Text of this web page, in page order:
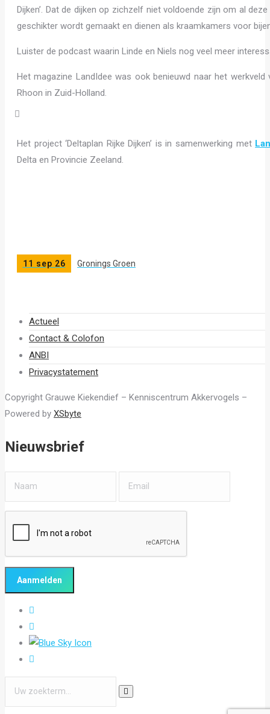
Dijken’. Dat de dijken op zichzelf niet voldoende zijn om al
geschikter wordt gemaakt en dienen als kraamkamers voor
Luister de podcast waarin Linde en Niels nog veel meer
Het magazine LandIdee was ook benieuwd naar het werkveld
Rhoon in Zuid-Holland.
Het project ‘Deltaplan Rijke Dijken’ is in samenwerking met
Delta en Provincie Zeeland.
11 sep 26 Gronings Groen
Actueel
Contact & Colofon
ANBI
Privacystatement
Copyright Grauwe Kiekendief – Kenniscentrum Akkervogels –
Powered by XSbyte
Nieuwsbrief